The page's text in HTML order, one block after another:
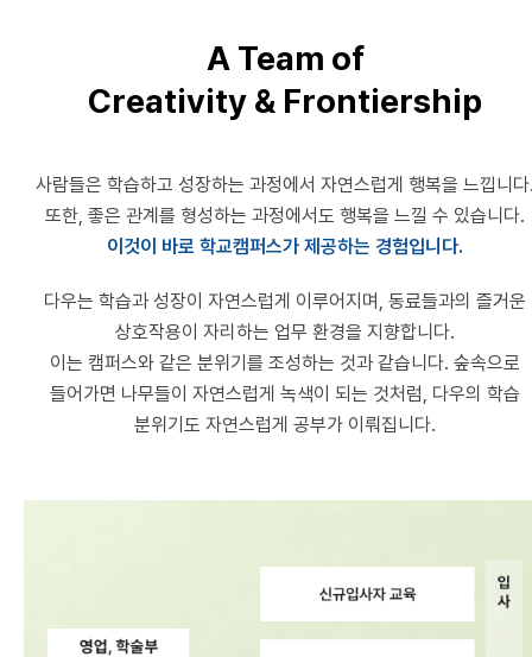
A Team of
Creativity & Frontiership
사람들은 학습하고 성장하는 과정에서 자연스럽게 행복을 느낍니
또한, 좋은 관계를 형성하는 과정에서도 행복을 느낄 수 있습니다.
이것이 바로 학교캠퍼스가 제공하는 경험입니다.
다우는 학습과 성장이 자연스럽게 이루어지며, 동료들과의 즐거운
상호작용이 자리하는 업무 환경을 지향합니다.
이는 캠퍼스와 같은 분위기를 조성하는 것과 같습니다. 숲속으로
들어가면 나무들이 자연스럽게 녹색이 되는 것처럼, 다우의 학습
분위기도 자연스럽게 공부가 이뤄집니다.